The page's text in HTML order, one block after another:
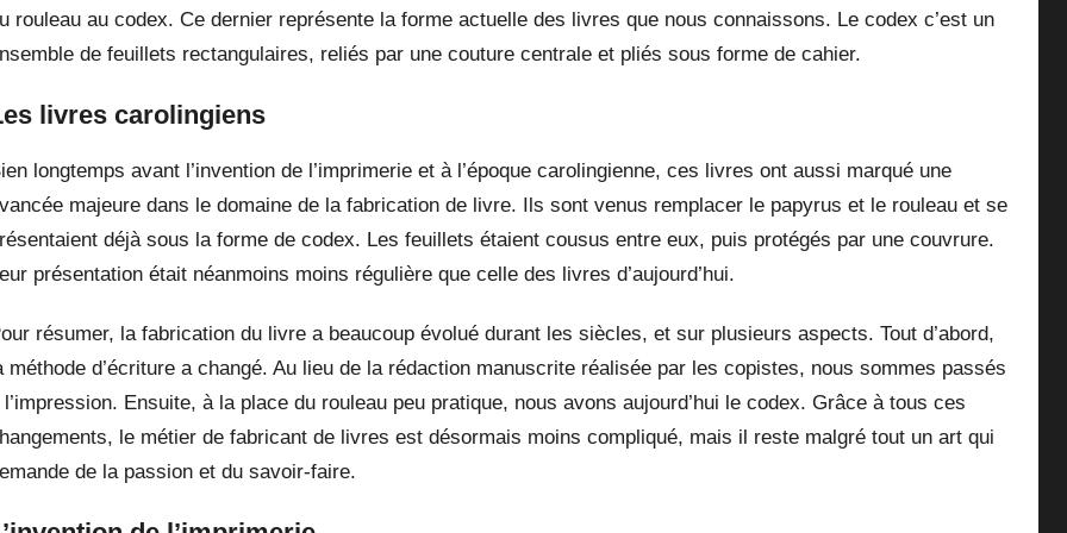
rouleau au codex. Ce dernier représente la forme actuelle des livres que nous connaissons. Le codex c’est un
de feuillets rectangulaires, reliés par une couture centrale et pliés sous forme de cahier.
livres carolingiens
longtemps avant l’invention de l’imprimerie et à l’époque carolingienne, ces livres ont aussi marqué une
majeure dans le domaine de la fabrication de livre. Ils sont venus remplacer le papyrus et le rouleau et se
déjà sous la forme de codex. Les feuillets étaient cousus entre eux, puis protégés par une couvrure.
présentation était néanmoins moins régulière que celle des livres d’aujourd’hui.
résumer, la fabrication du livre a beaucoup évolué durant les siècles, et sur plusieurs aspects. Tout d’abord,
méthode d’écriture a changé. Au lieu de la rédaction manuscrite réalisée par les copistes, nous sommes passés
l’impression. Ensuite, à la place du rouleau peu pratique, nous avons aujourd’hui le codex. Grâce à tous ces
le métier de fabricant de livres est désormais moins compliqué, mais il reste malgré tout un art qui
de la passion et du savoir-faire.